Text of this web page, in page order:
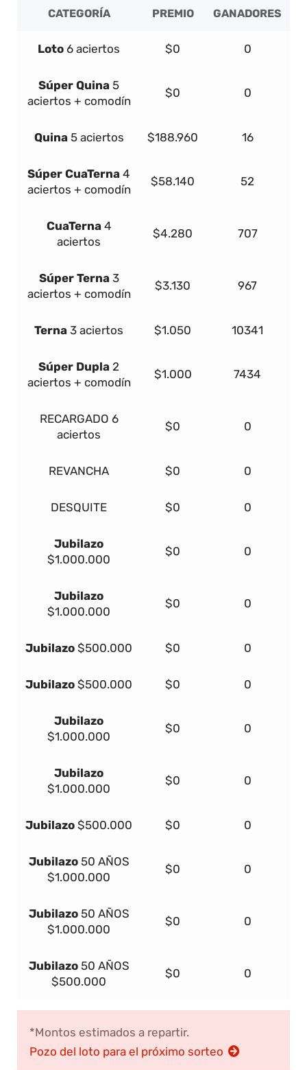
CATEGORÍA PREMIO GANADORES
Loto 6 aciertos $0 0
Súper Quina 5
aciertos + comodín
$0 0
Quina 5 aciertos $188.960 16
Súper CuaTerna 4
aciertos + comodín
$58.140 52
CuaTerna 4
aciertos
$4.280 707
Súper Terna 3
aciertos + comodín
$3.130 967
Terna 3 aciertos $1.050 10341
Súper Dupla 2
aciertos + comodín
$1.000 7434
RECARGADO 6
aciertos
$0 0
REVANCHA $0 0
DESQUITE $0 0
Jubilazo
$1.000.000
$0 0
Jubilazo
$1.000.000
$0 0
Jubilazo $500.000 $0 0
Jubilazo $500.000 $0 0
Jubilazo
$1.000.000
$0 0
Jubilazo
$1.000.000
$0 0
Jubilazo $500.000 $0 0
Jubilazo50 AÑOS
$1.000.000
$0 0
Jubilazo50 AÑOS
$1.000.000
$0 0
Jubilazo50 AÑOS
$500.000
$0 0
*Montos estimados a repartir.
Pozo del loto para el próximo sorteo